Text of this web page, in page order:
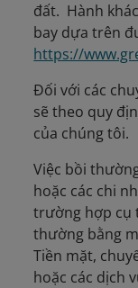
đất. Hành
bay dựa trên
https://
Đối với các
sẽ theo quy
của chúng tôi.
Việc bồi
hoặc các chi
trường hợp cụ
thường bằng
Tiền mặt,
hoặc các dịch